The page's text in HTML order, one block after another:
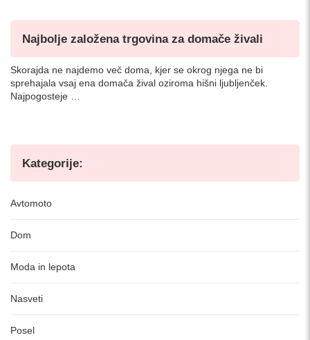
Najbolje založena trgovina za domače živali
Skorajda ne najdemo več doma, kjer se okrog njega ne bi
sprehajala vsaj ena domača žival oziroma hišni ljubljenček.
Najpogosteje …
Kategorije:
Avtomoto
Dom
Moda in lepota
Nasveti
Posel